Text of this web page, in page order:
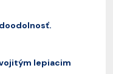
lepiacim